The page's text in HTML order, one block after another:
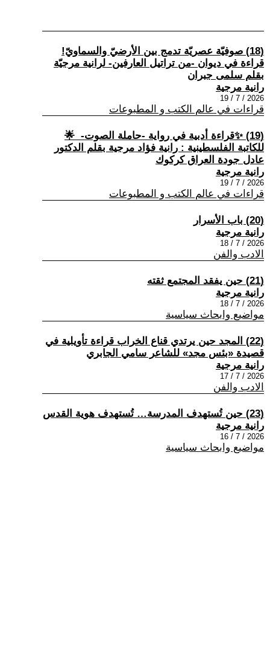
(18) صوفيّة عصريّة تدمج بين الأرضيّ والسماويّ!
قراءة في ديوان -من تراتيل العارفين- لرانية مرجيّة
بقلم سلمى جبران
رانية مرجية
2026 / 7 / 19
قراءات في عالم الكتب و المطبوعات
(19) ✨قراءة أدبية في رواية -حاملة الصوت- ‏ 🌟
للكاتبة الفلسطينية : رانية فؤاد مرجية ‏بقلم الدكتور
عادل جودة العراق كركوك
رانية مرجية
2026 / 7 / 19
قراءات في عالم الكتب و المطبوعات
(20) باب الأسرار
رانية مرجية
2026 / 7 / 18
الادب والفن
(21) حين يفقد المجتمع ثقته
رانية مرجية
2026 / 7 / 18
مواضيع وابحاث سياسية
(22) المجد حين يرتدي قناع الخراب قراءة تأويلية في
قصيدة «بئس مجد» للشاعر سامي الجابري
رانية مرجية
2026 / 7 / 17
الادب والفن
(23) حين تُستهدف المدرسة… تُستهدف هوية القدس
رانية مرجية
2026 / 7 / 16
مواضيع وابحاث سياسية